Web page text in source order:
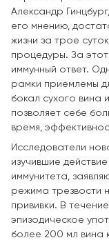
Александр
его мнению,
жизни за трое
процедуры. За
иммунный ответ.
рамки приемлемы
бокал сухого вина
позволяет себе
время,
Исследователи
изучившие
иммунитета,
режима трезвости
прививки. В
эпизодическое
более 200 мл вина